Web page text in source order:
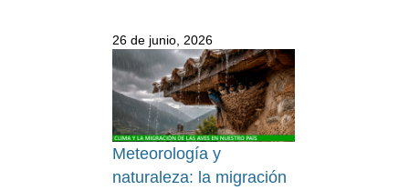
26 de junio, 2026
Meteorología y
naturaleza: la migración